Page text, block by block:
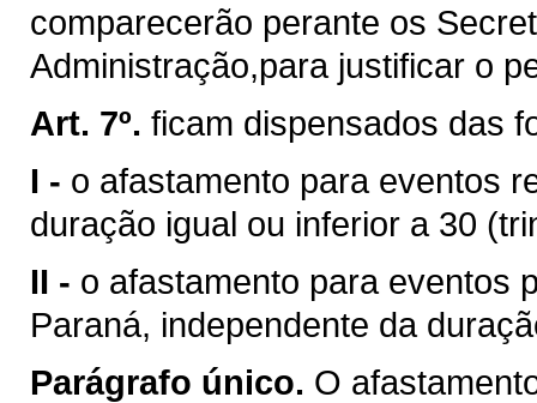
comparecerão perante os
Administração,para justificar o
Art. 7º. ficam dispensados das
I - o afastamento para eventos
duração igual ou inferior a 30
II - o afastamento para eventos
Paraná, independente da
Parágrafo único. O